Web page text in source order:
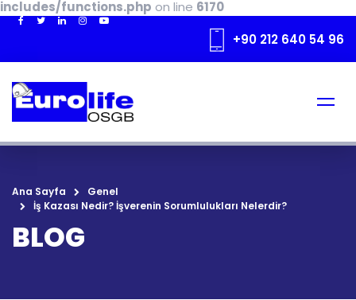
includes/functions.php on line 6170
+90 212 640 54 96
Ana Sayfa
Genel
İş Kazası Nedir? İşverenin Sorumlulukları Nelerdir?
BLOG